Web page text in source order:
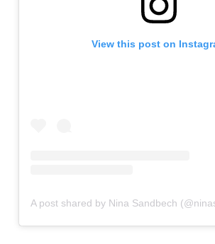
View this post on
A post shared by Nina Sandbech